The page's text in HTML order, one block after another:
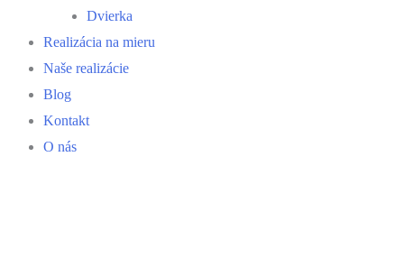
Dvierka
Realizácia na mieru
Naše realizácie
Blog
Kontakt
O nás